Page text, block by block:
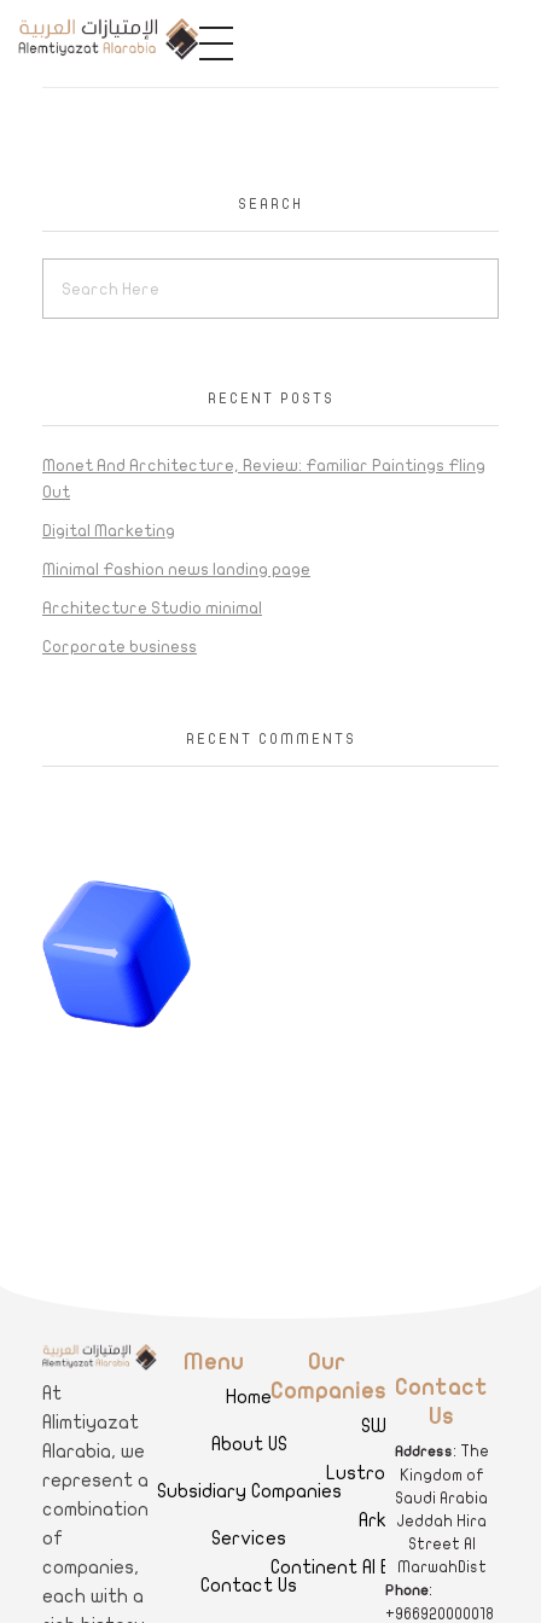
SEARCH
RECENT POSTS
Monet And Architecture, Review: Familiar Paintings Fling
Out
Digital Marketing
Minimal Fashion news landing page
Architecture Studio minimal
Corporate business
RECENT COMMENTS
A
limtiyazat Alarabia
At
Alimtiyazat
Alarabia, we
represent a
combination
of
companies,
each with a
Menu
Home
About US
Subsidiary Companies
Services
Contact Us
Our
Companies
SWAR
Lustro Clinics
Arkan
Continent Al Ertiqaa Hotel
Contact
Us
Address: The
Kingdom of
Saudi Arabia
Jeddah Hira
Street Al
MarwahDist
Phone:
+966920000018